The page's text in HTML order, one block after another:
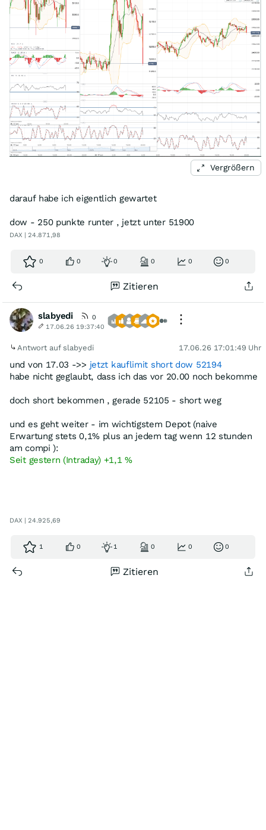
Vergrößern
darauf habe ich eigentlich gewartet
dow - 250 punkte runter , jetzt unter 51900
DAX | 24.871,98
0 0 0 0 0 0
Zitieren
slabyedi
0
17.06.26 19:37:40
Antwort auf slabyedi 17.06.26 17:01:49 Uhr
und von 17.03 ->> jetzt kauflimit short dow 52194
habe nicht geglaubt, dass ich das vor 20.00 noch bekomme
doch short bekommen , gerade 52105 - short weg
und es geht weiter - im wichtigstem Depot (naive
Erwartung stets 0,1% plus an jedem tag wenn 12 stunden
am compi ):
Seit gestern (Intraday) +1,1 %
DAX | 24.925,69
1 0 1 0 0 0
Zitieren